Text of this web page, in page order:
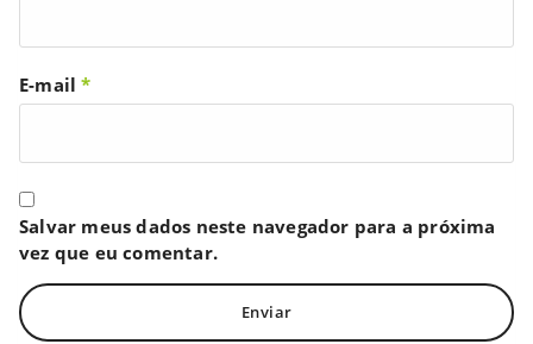
E-mail*
Salvar meus dados neste navegador para a próxima
vez que eu comentar.